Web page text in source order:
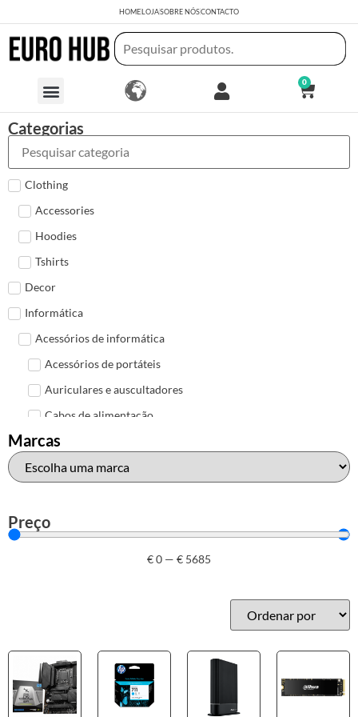
HOMELOJASOBRE NÓSCONTACTO
0
Categorias
Clothing
Accessories
Hoodies
Tshirts
Decor
Informática
Acessórios de informática
Acessórios de portáteis
Auriculares e auscultadores
Cabos de alimentação
Colunas de Som
Hubs
Mais acessórios USB
HP
Outros acessórios de informática
Marcas
Preço
€0 — € 5685